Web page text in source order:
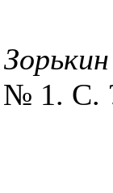
№ 1. С.